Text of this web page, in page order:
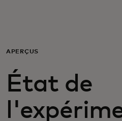
Pour les
Pour le monde
Pour les
APERÇUS
État de